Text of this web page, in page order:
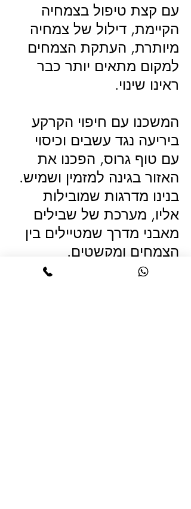
עם קצת טיפול בצמחיה
הקיימת, דילול של צמחיה
מיותרת, העתקת הצמחים
למקום מתאים יותר כבר
ראינו שינוי.
המשכנו עם חיפוי הקרקע
ביריעה נגד עשבים וכיסוי
עם טוף גרוס, הפכנו את
האזור בגינה למזמין ושמיש.
בנינו מדרגות שמובילות
אליו, מערכת של שבילים
מאבני מדרך שמטיילים בין
הצמחים ומקשטים.